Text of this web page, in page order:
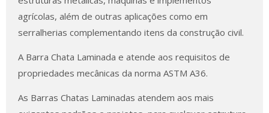
agrícolas, além de outras aplicações como em
serralherias complementando itens da construção civil.
A Barra Chata Laminada e atende aos requisitos de
propriedades mecânicas da norma ASTM A36.
As Barras Chatas Laminadas atendem aos mais